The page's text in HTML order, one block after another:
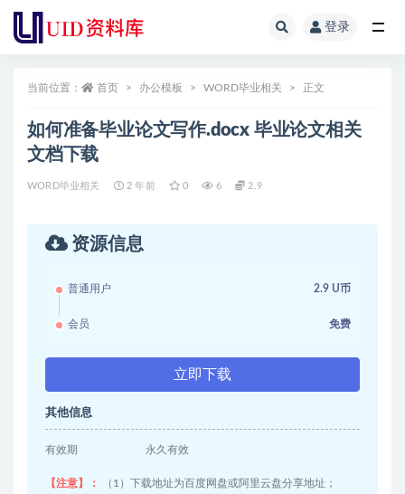
登录
当前位置： 首页 办公模板 WORD毕业相关 正文
如何准备毕业论文写作.docx 毕业论文相关
文档下载
WORD毕业相关 2 年前 0 6 2.9
资源信息
普通用户 2.9 U币
会员 免费
立即下载
其他信息
有效期 永久有效
【注意】：
（1）下载地址为百度网盘或阿里云盘分享地址；